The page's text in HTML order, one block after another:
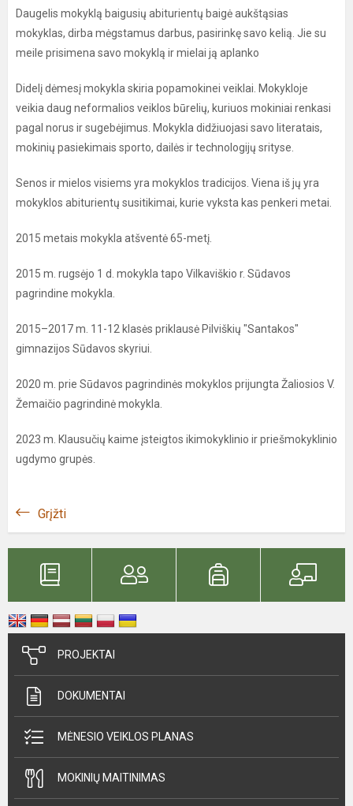
Daugelis mokyklą baigusių abiturientų baigė aukštąsias
mokyklas, dirba mėgstamus darbus, pasirinkę savo kelią. Jie su
meile prisimena savo mokyklą ir mielai ją aplanko
Didelį dėmesį mokykla skiria popamokinei veiklai. Mokykloje
veikia daug neformalios veiklos būrelių, kuriuos mokiniai renkasi
pagal norus ir sugebėjimus. Mokykla didžiuojasi savo literatais,
mokinių pasiekimais sporto, dailės ir technologijų srityse.
Senos ir mielos visiems yra mokyklos tradicijos. Viena iš jų yra
mokyklos abiturientų susitikimai, kurie vyksta kas penkeri metai.
2015 metais mokykla atšventė 65-metį.
2015 m. rugsėjo 1 d. mokykla tapo Vilkaviškio r. Sūdavos
pagrindine mokykla.
2015–2017 m. 11-12 klasės priklausė Pilviškių "Santakos"
gimnazijos Sūdavos skyriui.
2020 m. prie Sūdavos pagrindinės mokyklos prijungta Žaliosios V.
Žemaičio pagrindinė mokykla.
2023 m. Klausučių kaime įsteigtos ikimokyklinio ir priešmokyklinio
ugdymo grupės.
Grįžti
PROJEKTAI
DOKUMENTAI
MĖNESIO VEIKLOS PLANAS
MOKINIŲ MAITINIMAS